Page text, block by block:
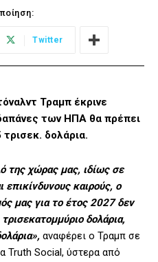
Twitter
Τραμπ έκρινε
των ΗΠΑ θα πρέπει
δολάρια.
της χώρας μας, ιδίως σε
επικίνδυνους καιρούς, ο
μας για το έτος 2027 δεν
δολάρια,
αναφέρει ο Τραμπ σε
Truth Social, ύστερα από